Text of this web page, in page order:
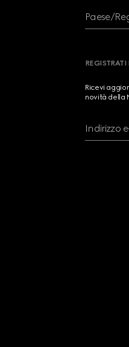
Paese/
Ricevi
novità della
Indirizzo